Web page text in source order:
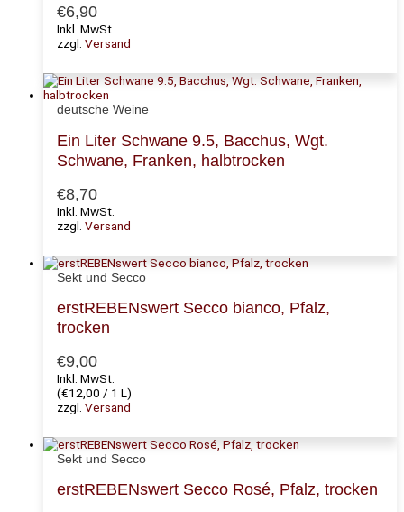
€6,90
Inkl. MwSt.
zzgl. Versand
deutsche Weine
Ein Liter Schwane 9.5, Bacchus, Wgt.
Schwane, Franken, halbtrocken
€8,70
Inkl. MwSt.
zzgl. Versand
Sekt und Secco
erstREBENswert Secco bianco, Pfalz,
trocken
€9,00
Inkl. MwSt.
(€12,00 / 1 L)
zzgl. Versand
Sekt und Secco
erstREBENswert Secco Rosé, Pfalz, trocken